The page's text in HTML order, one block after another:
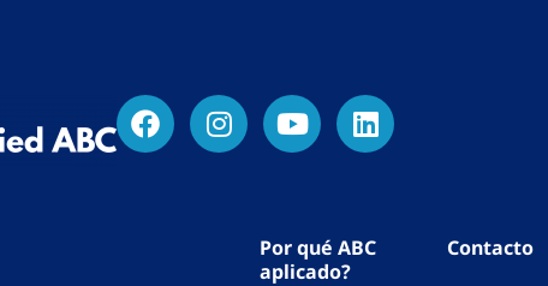
Por qué ABC
aplicado?
Contacto